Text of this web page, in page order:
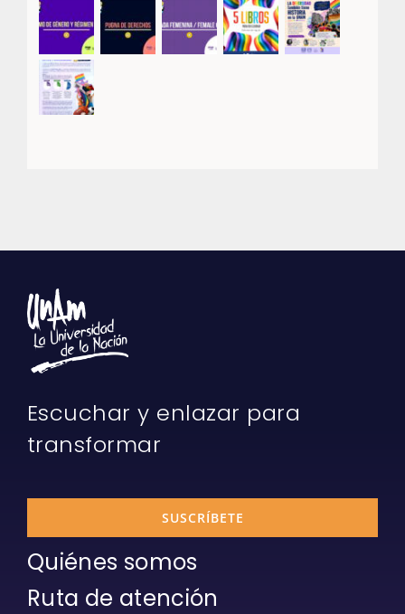
Escuchar y enlazar para
transformar
SUSCRÍBETE
Quiénes somos
Ruta de atención